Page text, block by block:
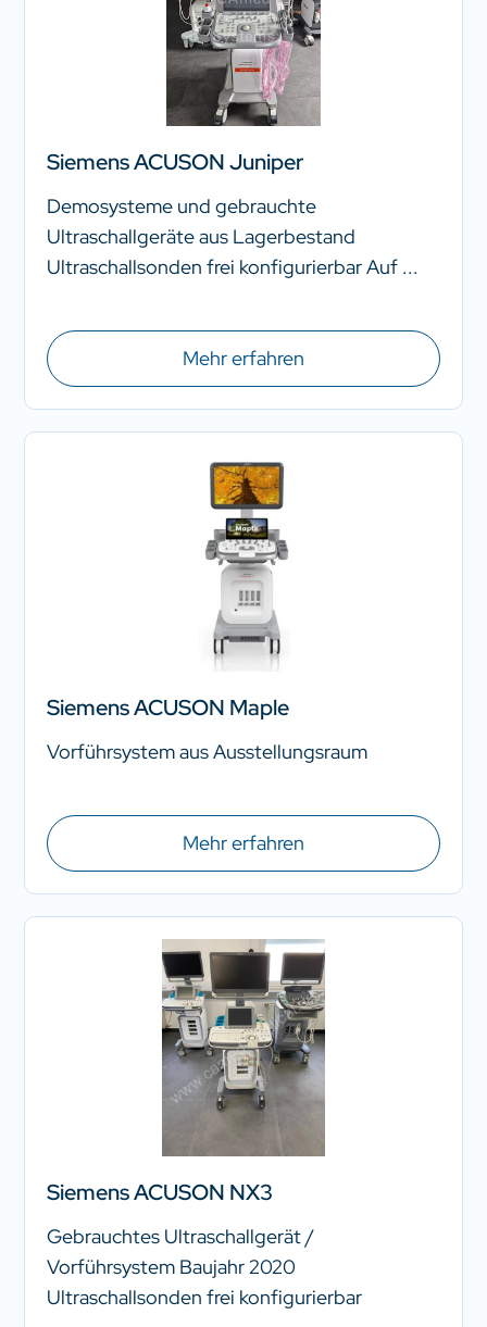
Siemens ACUSON Juniper
Demosysteme und gebrauchte
Ultraschallgeräte aus Lagerbestand
Ultraschallsonden frei konfigurierbar Auf ...
Mehr erfahren
Siemens ACUSON Maple
Vorführsystem aus Ausstellungsraum
Mehr erfahren
Siemens ACUSON NX3
Gebrauchtes Ultraschallgerät /
Vorführsystem Baujahr 2020
Ultraschallsonden frei konfigurierbar